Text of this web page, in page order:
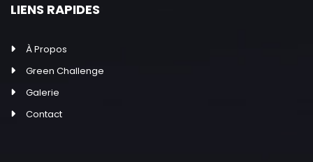
LIENS RAPIDES
À Propos
Green Challenge
Galerie
Contact